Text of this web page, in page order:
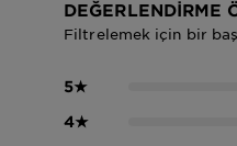
DEĞERLENDIRME
Filtrelemek için bir
5★
4★